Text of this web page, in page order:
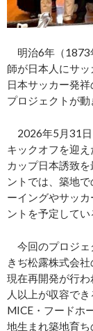
明治6年（1873
師が日本人にサ
日本サッカー発
プロジェクトが動
2026年5月31日
キックオフを迎
カップ日本誘致
ントでは、築地
ーイングやサッ
ントを予定してい
今回のプロジェ
きぢ松露株式会
現在再開発が行
人以上が収容で
MICE・フードホ
地生まれ築地育